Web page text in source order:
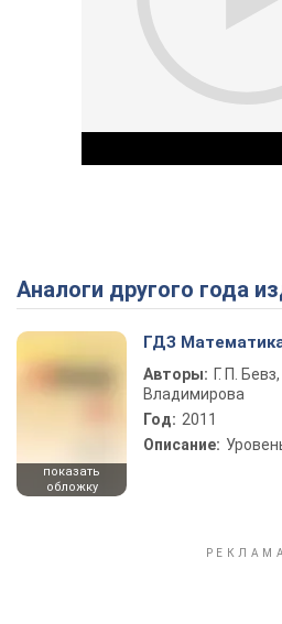
Аналоги другого года
показать
обложку
ГДЗ
Авторы: Г. П.
Владимирова
Год: 2011
Описание: